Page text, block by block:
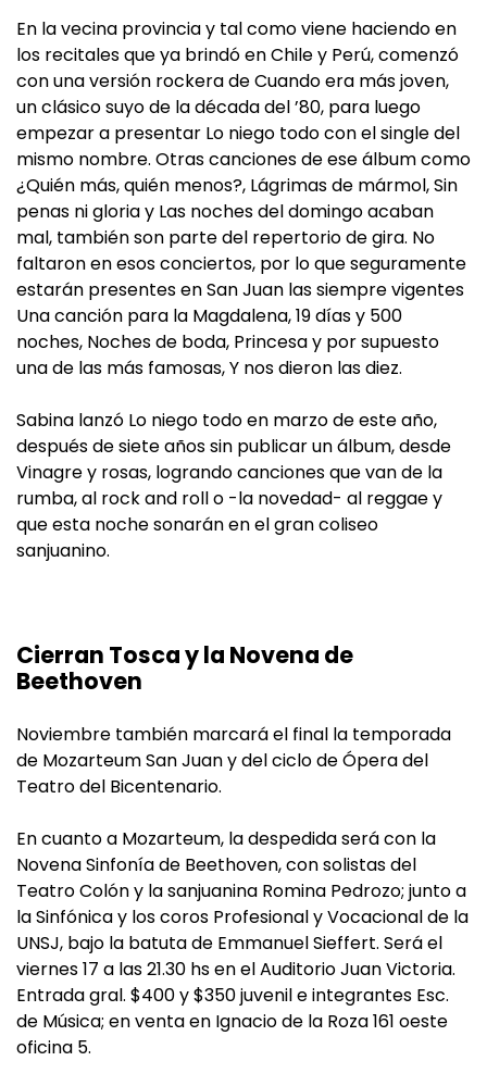
En la vecina provincia y tal como viene haciendo en
los recitales que ya brindó en Chile y Perú, comenzó
con una versión rockera de Cuando era más joven,
un clásico suyo de la década del ’80, para luego
empezar a presentar Lo niego todo con el single del
mismo nombre. Otras canciones de ese álbum como
¿Quién más, quién menos?, Lágrimas de mármol, Sin
penas ni gloria y Las noches del domingo acaban
mal, también son parte del repertorio de gira. No
faltaron en esos conciertos, por lo que seguramente
estarán presentes en San Juan las siempre vigentes
Una canción para la Magdalena, 19 días y 500
noches, Noches de boda, Princesa y por supuesto
una de las más famosas, Y nos dieron las diez.
Sabina lanzó Lo niego todo en marzo de este año,
después de siete años sin publicar un álbum, desde
Vinagre y rosas, logrando canciones que van de la
rumba, al rock and roll o -la novedad- al reggae y
que esta noche sonarán en el gran coliseo
sanjuanino.
Cierran Tosca y la Novena de
Beethoven
Noviembre también marcará el final la temporada
de Mozarteum San Juan y del ciclo de Ópera del
Teatro del Bicentenario.
En cuanto a Mozarteum, la despedida será con la
Novena Sinfonía de Beethoven, con solistas del
Teatro Colón y la sanjuanina Romina Pedrozo; junto a
la Sinfónica y los coros Profesional y Vocacional de la
UNSJ, bajo la batuta de Emmanuel Sieffert. Será el
viernes 17 a las 21.30 hs en el Auditorio Juan Victoria.
Entrada gral. $400 y $350 juvenil e integrantes Esc.
de Música; en venta en Ignacio de la Roza 161 oeste
oficina 5.